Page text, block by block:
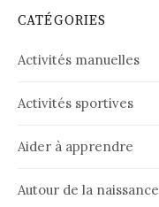
CATÉGORIES
Activités manuelles
Activités sportives
Aider à apprendre
Autour de la naissance